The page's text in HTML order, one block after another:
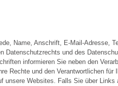
Name, Anschrift, E-Mail-Adresse,
Datenschutzrechts und des
informieren Sie neben den
Rechte und den Verantwortlichen für
unsere Websites. Falls Sie über